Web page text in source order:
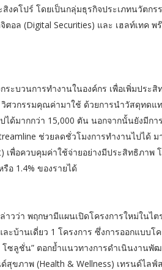
สิงคโปร์ โดยเป็นกลุ่มธุรกิจประเภทนวัตก
อล (Digital Securities) และ เฮลท์เทค
ะบวนการทำงานในองค์กร เพื่อเพิ่มประ
วิศวกรรมคุณค่ามาใช้ ด้วยการนำวัสดุทด
ได้มากกว่า 15,000 ตัน นอกจากนั้นยังมีก
ช่วยลดชั่วโมงการทำงานไปได้
เพื่อควบคุมค่าใช้จ่ายอย่างมีประสิทธิภา
อ 1.4% ของรายได้
วว่า พฤกษามีแผนเปิดโครงการใหม่ในไ
ะบ้านเดี่ยว 1 โครงการ ซึ่งการออกแบบโ
โซลูชั่น” ตอกย้ำแนวทางการดำเนินงาน
สุขภาพ (Health & Wellness) เทรนด์ไล